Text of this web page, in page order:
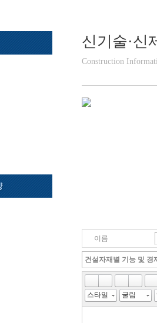
신기술·신
Construction
이름
스타일 굴림